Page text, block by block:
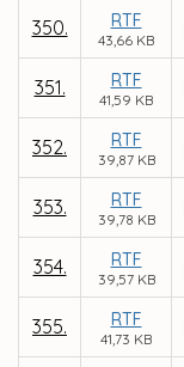
350. RTF
43,66 KB
351. RTF
41,59 KB
352. RTF
39,87 KB
353. RTF
39,78 KB
354. RTF
39,57 KB
355. RTF
41,73 KB